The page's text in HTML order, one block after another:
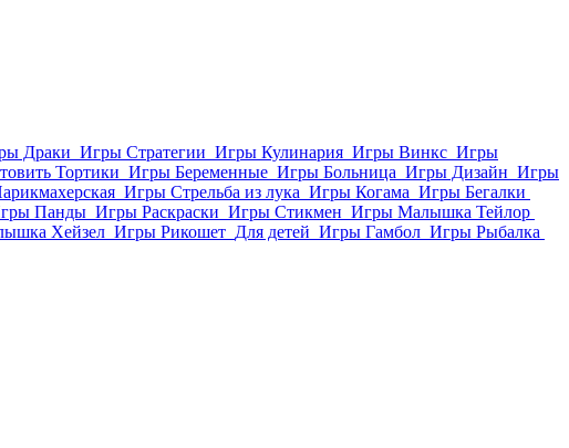
Драки Игры Стратегии Игры Кулинария Игры Винкс Игры
Тортики Игры Беременные Игры Больница Игры Дизайн Игры
Игры Стрельба из лука Игры Когама Игры Бегалки
Панды Игры Раскраски Игры Стикмен Игры Малышка Тейлор
Хейзел Игры Рикошет Для детей Игры Гамбол Игры Рыбалка